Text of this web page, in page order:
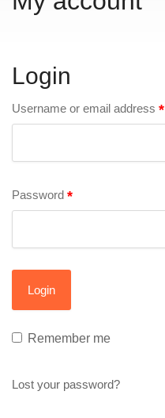
Login
Username or email address *
Password *
Remember me
Lost your password?